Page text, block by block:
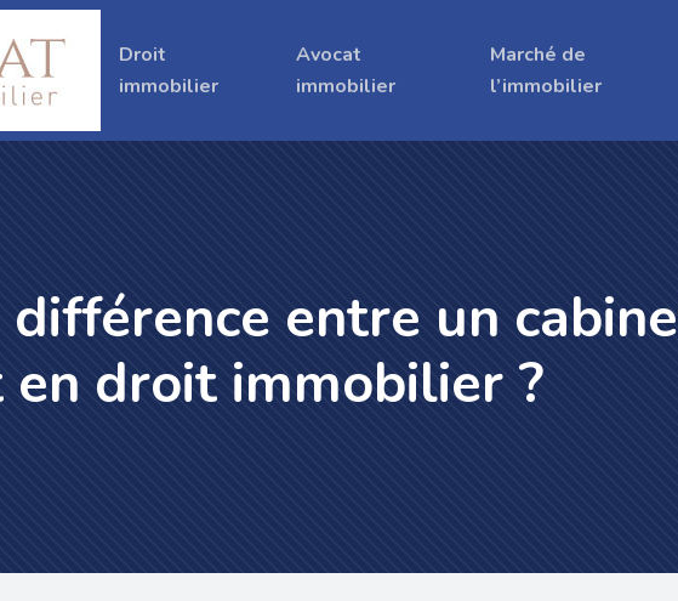
Droit
immobilier
Avocat
immobilier
Marché de
l’immobilier
entre un
en droit immobilier ?